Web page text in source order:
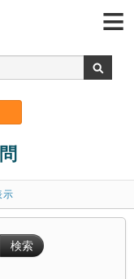
示
検索